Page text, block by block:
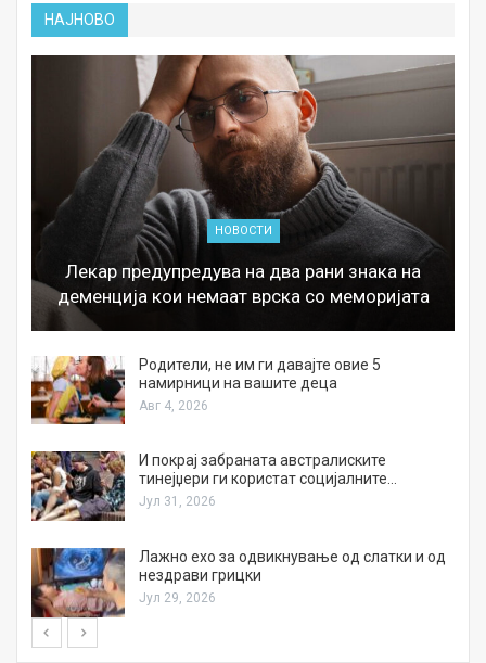
НАЈНОВО
НОВОСТИ
Лекар предупредува на два рани знака на
деменција кои немаат врска со меморијата
Родители, не им ги давајте овие 5
намирници на вашите деца
Авг 4, 2026
И покрај забраната австралиските
тинејџери ги користат социјалните…
Јул 31, 2026
Лажно ехо за одвикнување од слатки и од
нездрави грицки
Јул 29, 2026